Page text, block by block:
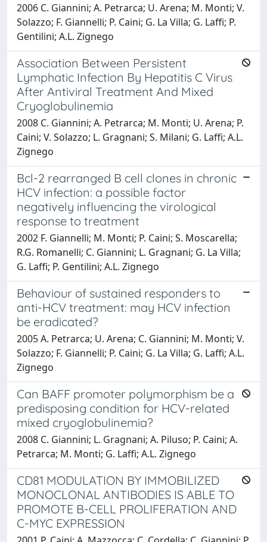
2006 C. Giannini; A. Petrarca; U. Arena; M. Monti; V.
Solazzo; F. Giannelli; P. Caini; G. La Villa; G. Laffi; P.
Gentilini; A.L. Zignego
Association Between Persistent
Lymphatic Infection By Hepatitis C Virus
After Antiviral Treatment And Mixed
Cryoglobulinemia
2008 C. Giannini; A. Petrarca; M. Monti; U. Arena; P.
Caini; V. Solazzo; L. Gragnani; S. Milani; G. Laffi; A.L.
Zignego
Bcl-2 rearranged B cell clones in chronic
HCV infection: a possible factor
negatively influencing the virological
response to treatment
2002 F. Giannelli; M. Monti; P. Caini; S. Moscarella;
R.G. Romanelli; C. Giannini; L. Gragnani; G. La Villa;
G. Laffi; P. Gentilini; A.L. Zignego
Behaviour of sustained responders to
anti-HCV treatment: may HCV infection
be eradicated?
2005 A. Petrarca; U. Arena; C. Giannini; M. Monti; V.
Solazzo; F. Giannelli; P. Caini; G. La Villa; G. Laffi; A.L.
Zignego
Can BAFF promoter polymorphism be a
predisposing condition for HCV-related
mixed cryoglobulinemia?
2008 C. Giannini; L. Gragnani; A. Piluso; P. Caini; A.
Petrarca; M. Monti; G. Laffi; A.L. Zignego
CD81 MODULATION BY IMMOBILIZED
MONOCLONAL ANTIBODIES IS ABLE TO
PROMOTE B-CELL PROLIFERATION AND
C-MYC EXPRESSION